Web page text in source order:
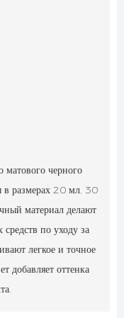
матового черного
в размерах 20 мл, 30
материал делают
по уходу за
легкое и точное
добавляет оттенка